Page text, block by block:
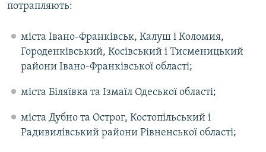
потрапляють:
міста Івано-Франківськ, Калуш і Коломия,
Городенківський, Косівський і Тисменицький
райони Івано-Франківської області;
міста Біляївка та Ізмаїл Одеської області;
міста Дубно та Острог, Костопільський і
Радивилівський райони Рівненської області;